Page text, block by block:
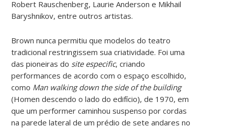
Robert Rauschenberg, Laurie Anderson e Mikhail
Baryshnikov, entre outros artistas.
Brown nunca permitiu que modelos do teatro
tradicional restringissem sua criatividade. Foi uma
das pioneiras do site especific, criando
performances de acordo com o espaço escolhido,
como Man walking down the side of the building
(Homen descendo o lado do edifício), de 1970, em
que um performer caminhou suspenso por cordas
na parede lateral de um prédio de sete andares no